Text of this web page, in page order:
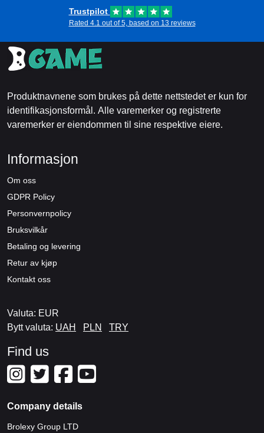
Trustpilot
Rated 4.1 out of 5, based on 13 reviews
Produktnavnene som brukes på dette nettstedet er kun for
identifikasjonsformål. Alle varemerker og registrerte
varemerker er eiendommen til sine respektive eiere.
Informasjon
Om oss
GDPR Policy
Personvernpolicy
Bruksvilkår
Betaling og levering
Retur av kjøp
Kontakt oss
Valuta: EUR
Bytt valuta: UAH PLN TRY
Find us
Company details
Brolexy Group LTD